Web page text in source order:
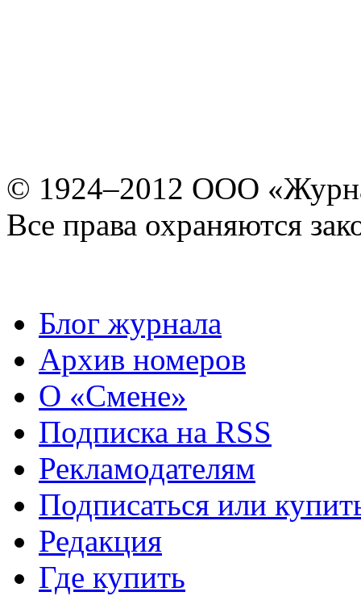
© 1924–2012 ООО
Все права охраняются
Блог журнала
Архив номеров
О «Смене»
Подписка на RSS
Рекламодателям
Подписаться или
Редакция
Где купить